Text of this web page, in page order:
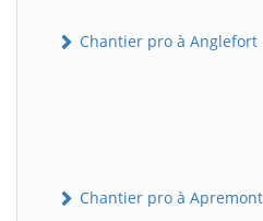
Chantier pro à Anglefort
Chantier pro à Apremont